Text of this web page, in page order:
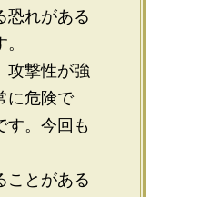
恐れがある
攻撃性が強
に危険で
す。今回も
ことがある